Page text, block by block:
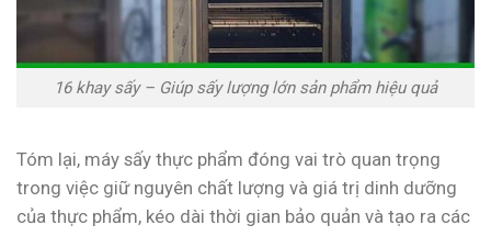
16 khay sấy – Giúp sấy lượng lớn sản phẩm hiệu quả
Tóm lại, máy sấy thực phẩm đóng vai trò quan trọng
trong việc giữ nguyên chất lượng và giá trị dinh dưỡng
của thực phẩm, kéo dài thời gian bảo quản và tạo ra các